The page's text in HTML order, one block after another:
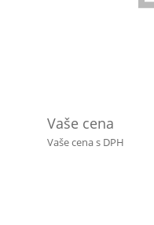
Vaše cena
Vaše cena s DPH